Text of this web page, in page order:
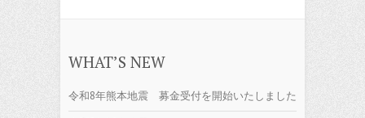
WHAT’S NEW
令和8年熊本地震 募金受付を開始いたしました